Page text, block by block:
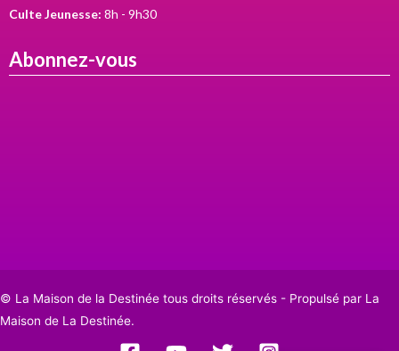
Culte Jeunesse: 8h - 9h30
Abonnez-vous
© La Maison de la Destinée tous droits réservés - Propulsé par La
Maison de La Destinée.